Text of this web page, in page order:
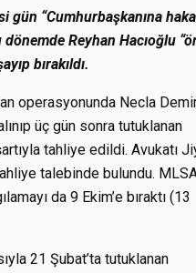
gün “Cumhurbaşkanına
Reyhan Hacıoğlu
bırakıldı.
operasyonunda Necla
üç gün sonra tutuklanan
tahliye edildi. Avukatı
talebinde bulundu.
da 9 Ekim’e bıraktı (13
21 Şubat’ta tutuklanan